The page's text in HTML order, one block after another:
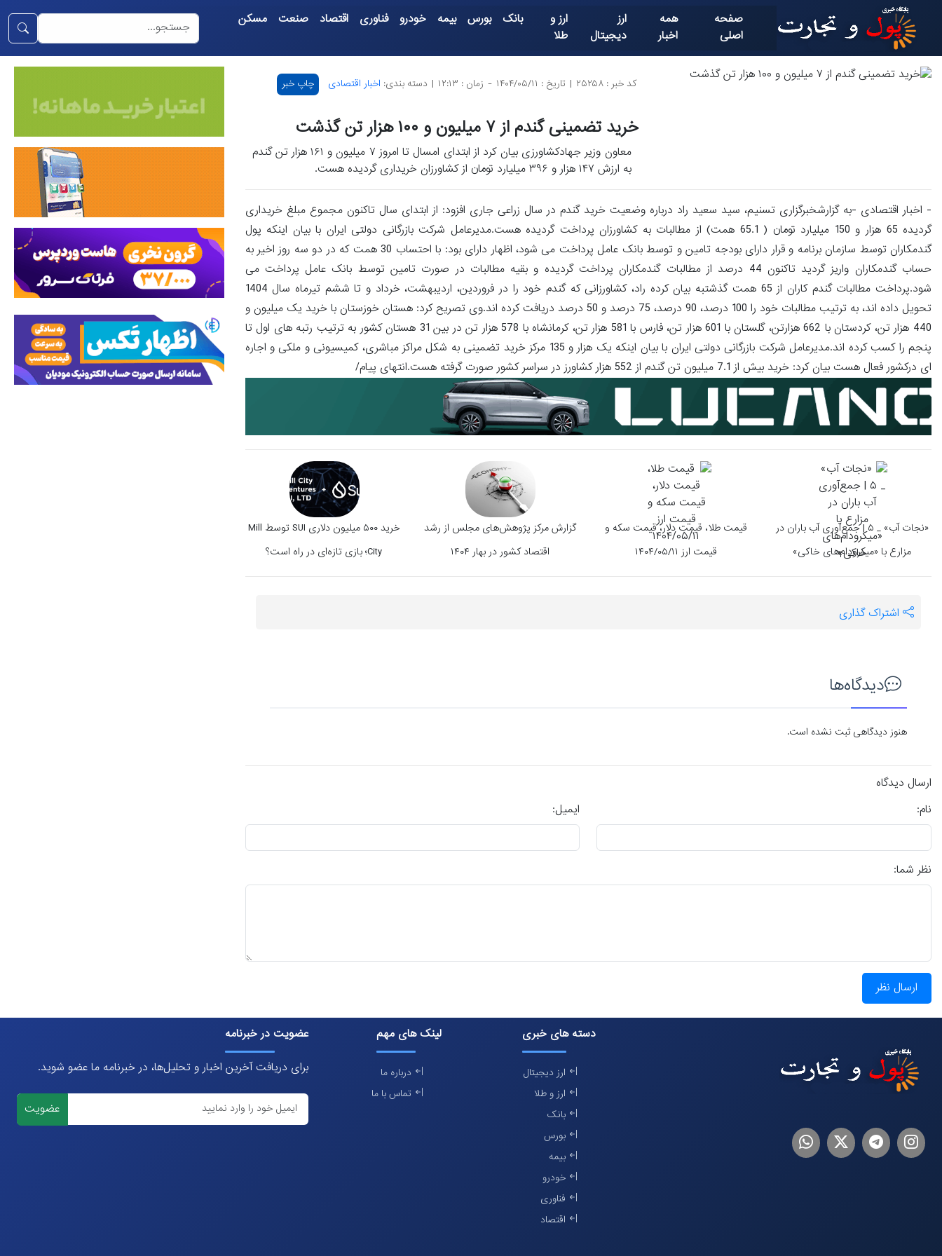
صفحه
اصلی
همه
اخبار
ارز
دیجیتال
ارز و
طلا
بانک بورس بیمه خودرو فناوری اقتصاد صنعت مسکن
کد خبر : ۲۵۲۵۸ | تاریخ : ۱۴۰۴/۰۵/۱۱ - زمان : ۱۲:۱۳ | دسته بندی: اخبار اقتصادی چاپ خبر
خرید تضمینی گندم از ۷ میلیون و ۱۰۰ هزار تن گذشت
معاون وزیر جهادکشاورزی بیان کرد از ابتدای امسال تا امروز ۷ میلیون و ۱۶۱ هزار تن گندم
به ارزش ۱۴۷ هزار و ۳۹۶ میلیارد تومان از کشاورزان خریداری گردیده هست.
- اخبار اقتصادی -به گزارشخبرگزاری تسنیم، سید سعید راد درباره وضعیت خرید گندم در سال زراعی جاری افزود: از ابتدای سال تاکنون مجموع مبلغ خریداری
گردیده 65 هزار و 150 میلیارد تومان ( 65.1 همت) از مطالبات به کشاورزان پرداخت گردیده هست.مدیرعامل شرکت بازرگانی دولتی ایران با بیان اینکه پول
گندمکاران توسط سازمان برنامه و قرار دارای بودجه تامین و توسط بانک عامل پرداخت می شود، اظهار دارای بود: با احتساب 30 همت که در دو سه روز اخیر به
حساب گندمکاران واریز گردید تاکنون 44 درصد از مطالبات گندمکاران پرداخت گردیده و بقیه مطالبات در صورت تامین توسط بانک عامل پرداخت می
شود.پرداخت مطالبات گندم کاران از 65 همت گذشتبه بیان کرده راد، کشاورزانی که گندم خود را در فروردین، اردیبهشت، خرداد و تا ششم تیرماه سال 1404
تحویل داده اند، به ترتیب مطالبات خود را 100 درصد، 90 درصد، 75 درصد و 50 درصد دریافت کرده اند.وی تصریح کرد: هستان خوزستان با خرید یک میلیون و
440 هزار تن، کردستان با 662 هزارتن، گلستان با 601 هزار تن، فارس با 581 هزار تن، کرمانشاه با 578 هزار تن در بین 31 هستان کشور به ترتیب رتبه های اول تا
پنجم را کسب کرده اند.مدیرعامل شرکت بازرگانی دولتی ایران با بیان اینکه یک هزار و 135 مرکز خرید تضمینی به شکل مراکز مباشری، کمیسیونی و ملکی و اجاره
ای درکشور فعال هست بیان کرد: خرید بیش از 7.1 میلیون تن گندم از 552 هزار کشاورز در سراسر کشور صورت گرفته هست.انتهای پیام/
«نجات آب» _ ۵ | جمع‌آوری آب باران در
مزارع با «میکرودام‌های خاکی»
قیمت طلا، قیمت دلار، قیمت سکه و
قیمت ارز ۱۴۰۴/۰۵/۱۱
گزارش مرکز پژوهش‌های مجلس از رشد
اقتصاد کشور در بهار ۱۴۰۴
خرید ۵۰۰ میلیون دلاری SUI توسط Mill
City؛ بازی تازه‌ای در راه است؟
اشتراک گذاری
دیدگاه‌ها
هنوز دیدگاهی ثبت نشده است.
ارسال دیدگاه
نام:
ایمیل:
نظر شما:
ارسال نظر
اینستاگرام
تلگرام توییترلینکدین
دسته های خبری
ارز دیجیتال
ارز و طلا
بانک
بورس
بیمه
خودرو
فناوری
اقتصاد
لینک های مهم
درباره ما
تماس با ما
عضویت در خبرنامه
برای دریافت آخرین اخبار و تحلیل‌ها، در خبرنامه ما عضو شوید.
عضویت